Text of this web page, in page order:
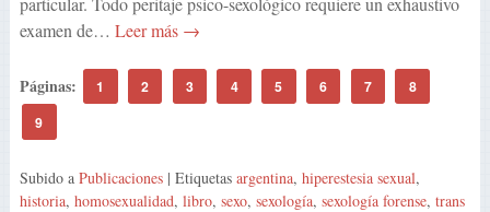
examen de… Leer más →
Páginas: 1 2 3 4 5 6 7
8
9
Subido a Publicaciones | Etiquetas argentina, hiperestesia sexual,
historia, homosexualidad, libro, sexo, sexología, sexología forense, trans